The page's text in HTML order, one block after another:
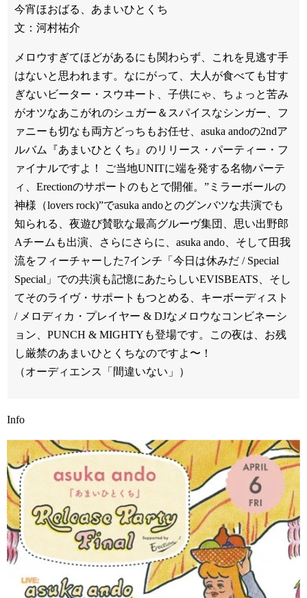
今宵ほおばる、あまいひとくち
文：河村祐介
メロウすぎてほどがあるにも関わらず、これを見逃す手
はないと思われます。なにがって、大人が食べても甘す
ぎないビーター・スウヰート、子供にゃ、ちょっと苦み
がオツなあこがれのシュガー＆スパイスなシンガー、フ
ァニーも切なも両方どっちもお任せ、asuka andoの2ndア
ルバム『あまいひとくち』のリリース・パーティー・フ
ァイナルですよ！ ご当地UNITに端を発する名物パーテ
ィ、Erectionのサポートのもとで開催。”ミラーボールの
神様（lovers rock)”でasuka andoとのグンバツな共演でも
知られる、夜遊び賛歌な最高グルーヴ集団、思い出野郎
Aチームも出演、さらにさらに、asuka ando、そして田我
流をフィーチャーした7インチ「今日は休みだ / Special
Special」での共演も記憶にあたらしいEVISBEATS、そし
てそのライヴ・サポートもつとめる、キーボーディスト
/ メロディカ・プレイヤー & DJなメロウなコンビネーシ
ョン、PUNCH & MIGHTYも登場です。この夜は、お残
し厳禁のあまいひとくちなのですよ〜！
（オーディエンス「間違いない」）
Info